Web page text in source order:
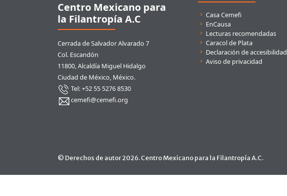
Centro Mexicano para
la Filantropía A.C
Cerrada de Salvador Alvarado 7
Col. Escandón
11800, Alcaldía Miguel Hidalgo
Ciudad de México, México.
Tel: +52 55 5276 8530
cemefi@cemefi.org
Enlaces rápidos
Casa Cemefi
EnCausa
Lecturas recomendadas
Caracol de Plata
Declaración de accesibilidad
Aviso de privacidad
© Derechos de autor 2026. Centro Mexicano para la Filantropía A.C.